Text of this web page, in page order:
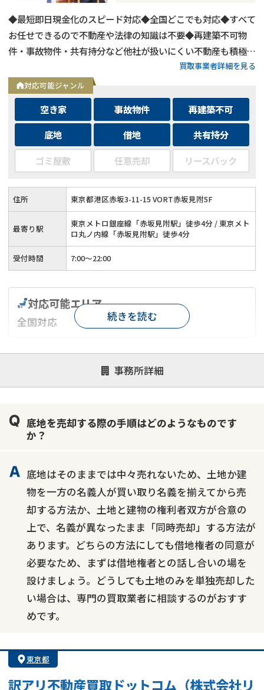
◆最短即日現金化のスピード対応◆全国どこでも対応◆すべて
お任せできるので不動産や法律の知識は不要◆再建築不可物
件・事故物件・共有持分など他社が扱いにくい不動産も積極買
取◆残置物・ゴミ屋敷・シロアリ被害がある物件もそのままで
買取
買取事業者詳細を見る
対応可能ジャンル
空き家 事故物件
再建築不可
底地
借地
共有持分
ゴミ屋敷
任意売却 リースバック
住所 東京都港区赤坂3-11-15 VORT赤坂見附5F
最寄り駅
東京メトロ銀座線「赤坂見附駅」徒歩4分 / 東京メト
ロ丸ノ内線「赤坂見附駅」徒歩4分
受付時間 7:00〜22:00
事務所詳細
対応可能エリア
全国対応
対応が親身 オンライン面談可能
レスポンスが早い
1億円以上の買取可
続きを読む
底地を売却する際の手順はどのようなものです
か？
底地はそのままでは中々売れないため、土地か建
物を一方の名義人が買い取り名義を揃えてから売
却する方法か、土地と建物の権利者双方が合意の
上で、名義が異なったまま「同時売却」する方法が
あります。どちらの方法にしても借地権者の同意が
必要なため、まずは借地権者との話し合いの場を
設けましょう。どうしても土地のみを単独売却した
い場合は、専門の買取業者に相談するのがおすす
めです。
東京都
訳アリ不動産買取ドットコム（株式会社リ